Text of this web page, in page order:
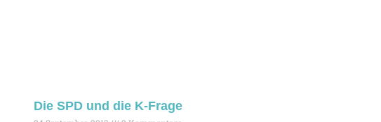
Die SPD und die K-Frage